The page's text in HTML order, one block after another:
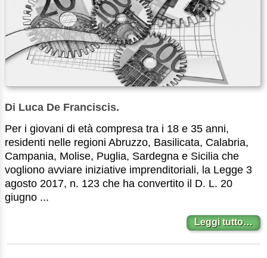
Di Luca De Franciscis.
Per i giovani di età compresa tra i 18 e 35 anni,
residenti nelle regioni Abruzzo, Basilicata, Calabria,
Campania, Molise, Puglia, Sardegna e Sicilia che
vogliono avviare iniziative imprenditoriali, la Legge 3
agosto 2017, n. 123 che ha convertito il D. L. 20
giugno ...
Leggi tutto…